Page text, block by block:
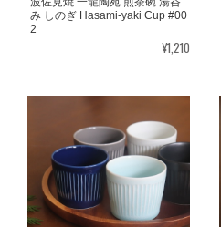
み しのぎ Hasami-yaki Cup #00
2
¥1,210